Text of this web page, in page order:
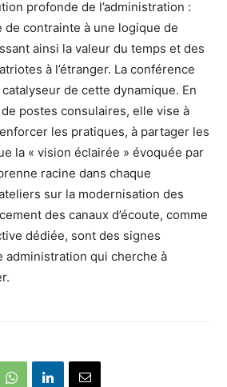
profonde de l’administration :
de contrainte à une logique de
ainsi la valeur du temps et des
à l’étranger. La conférence
de cette dynamique. En
postes consulaires, elle vise à
les pratiques, à partager les
la « vision éclairée » évoquée par
racine dans chaque
sur la modernisation des
des canaux d’écoute, comme
dédiée, sont des signes
administration qui cherche à